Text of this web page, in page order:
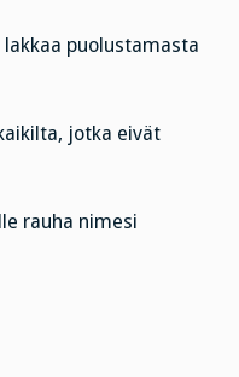
puolustamasta
jotka eivät
rauha nimesi